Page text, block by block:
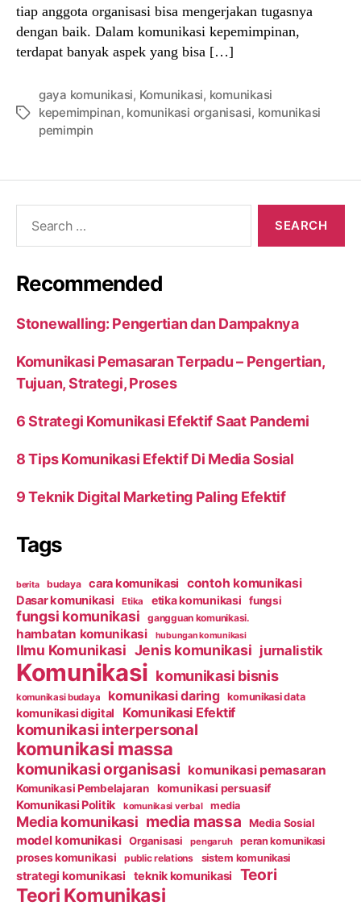
tiap anggota organisasi bisa mengerjakan tugasnya
dengan baik. Dalam komunikasi kepemimpinan,
terdapat banyak aspek yang bisa […]
Tags
gaya komunikasi, Komunikasi, komunikasi
kepemimpinan, komunikasi organisasi, komunikasi
pemimpin
Recommended
Stonewalling: Pengertian dan Dampaknya
Komunikasi Pemasaran Terpadu – Pengertian,
Tujuan, Strategi, Proses
6 Strategi Komunikasi Efektif Saat Pandemi
8 Tips Komunikasi Efektif Di Media Sosial
9 Teknik Digital Marketing Paling Efektif
Tags
berita budaya cara komunikasi contoh komunikasi
Dasar komunikasi Etika etika komunikasi fungsi
fungsi komunikasi gangguan komunikasi.
hambatan komunikasi hubungan komunikasi
Ilmu Komunikasi Jenis komunikasi jurnalistik
Komunikasi komunikasi bisnis
komunikasi budaya komunikasi daring komunikasi data
komunikasi digital Komunikasi Efektif
komunikasi interpersonal
komunikasi massa
komunikasi organisasi komunikasi pemasaran
Komunikasi Pembelajaran komunikasi persuasif
Komunikasi Politik komunikasi verbal media
Media komunikasi media massa Media Sosial
model komunikasi Organisasi pengaruh peran komunikasi
proses komunikasi public relations sistem komunikasi
strategi komunikasi teknik komunikasi Teori
Teori Komunikasi